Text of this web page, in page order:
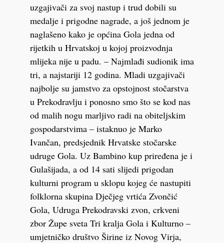
uzgajivači za svoj nastup i trud dobili su
medalje i prigodne nagrade, a još jednom je
naglašeno kako je općina Gola jedna od
rijetkih u Hrvatskoj u kojoj proizvodnja
mlijeka nije u padu. – Najmlađi sudionik ima
tri, a najstariji 12 godina. Mladi uzgajivači
najbolje su jamstvo za opstojnost stočarstva
u Prekodravlju i ponosno smo što se kod nas
od malih nogu marljivo radi na obiteljskim
gospodarstvima – istaknuo je Marko
Ivančan, predsjednik Hrvatske stočarske
udruge Gola. Uz Bambino kup priređena je i
Gulašijada, a od 14 sati slijedi prigodan
kulturni program u sklopu kojeg će nastupiti
folklorna skupina Dječjeg vrtića Zvončić
Gola, Udruga Prekodravski zvon, crkveni
zbor Župe sveta Tri kralja Gola i Kulturno –
umjetničko društvo Širine iz Novog Virja,